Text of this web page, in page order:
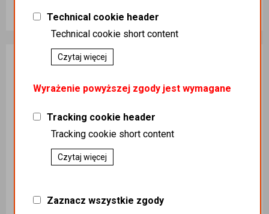
660,01 zł
Dodaj do koszyka Dodaj do koszyka
Technical cookie header
Technical cookie short content
Czytaj więcej
Wyrażenie powyższej zgody jest wymagane
Tracking cookie header
Tracking cookie short content
Czytaj więcej
Zaznacz wszystkie zgody